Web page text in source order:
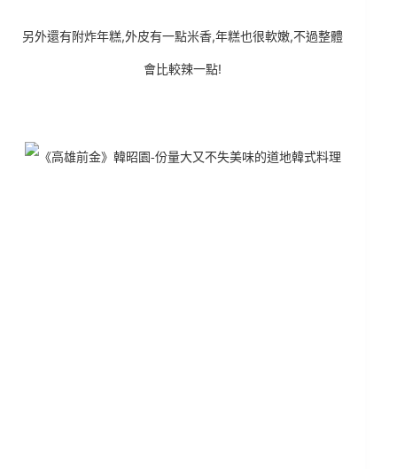
另外還有附炸年糕,外皮有一點米香,年糕也很軟嫩,不過整體
會比較辣一點!